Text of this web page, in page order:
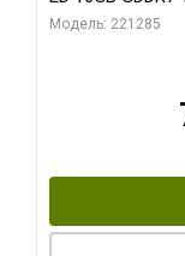
Модель: 221285